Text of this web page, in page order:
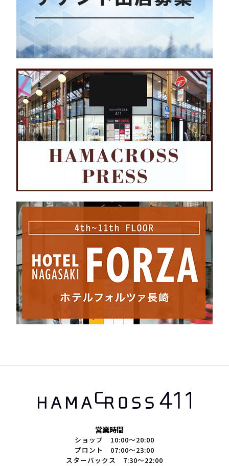
営業時間
ショップ 10:00～20:00
プロント 07:00～23:00
スターバックス 7:30～22:00